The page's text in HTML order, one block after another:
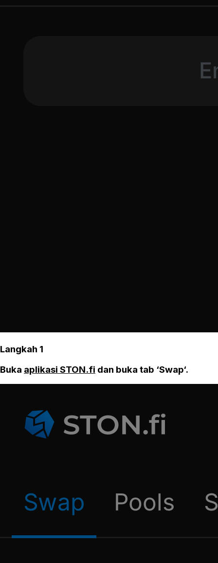
Langkah 1
Buka aplikasi STON.fi dan buka tab ‘Swap‘.